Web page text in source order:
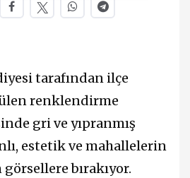
tarafından ilçe
renklendirme
gri ve yıpranmış
estetik ve mahallelerin
bırakıyor.